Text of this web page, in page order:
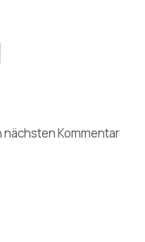
nächsten Kommentar